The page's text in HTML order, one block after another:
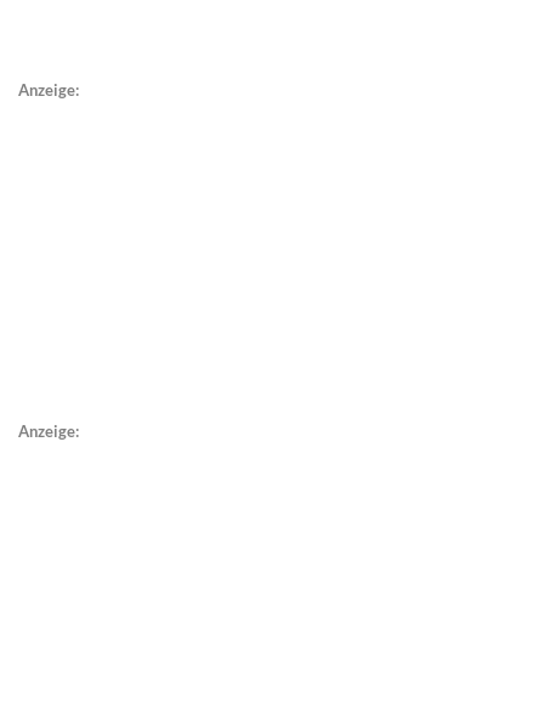
Anzeige:
Anzeige: